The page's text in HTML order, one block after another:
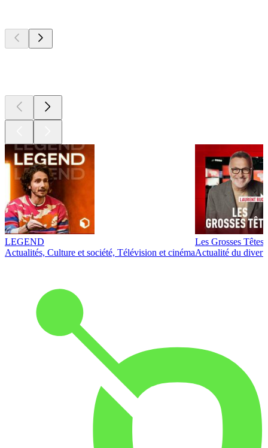
LEGEND
Actualités, Culture et société, Télévision et cinéma
Les Grosses Têtes
Actualité du